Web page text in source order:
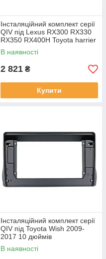
Інсталяційний комплект серії
QIV під Lexus RX300 RX330
RX350 RX400H Toyota harrier
2003-2009 (F2) 10 дюймів
В наявності
2 821 ₴
Купити
Інсталяційний комплект серії
QIV під Toyota Wish 2009-
2017 10 дюймів
В наявності